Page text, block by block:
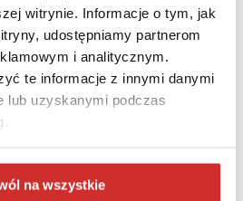
witrynie. Informacje o tym, jak
udostępniamy partnerom
i analitycznym.
te informacje z innymi danymi
lub uzyskanymi podczas
na wszystkie